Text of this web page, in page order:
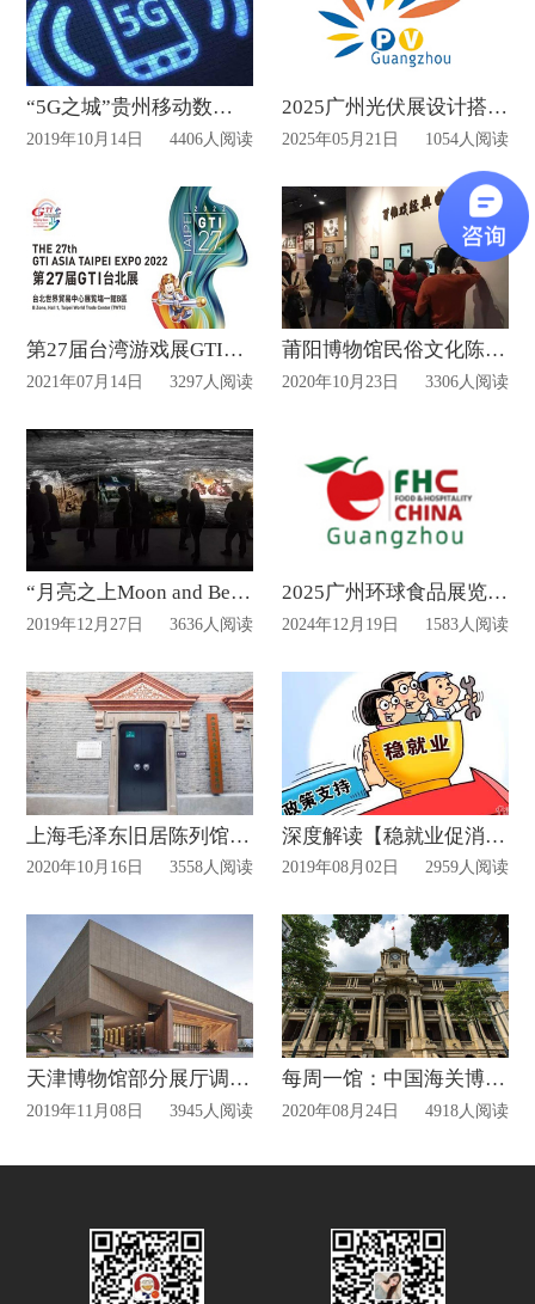
“5G之城”贵州移动数字展厅建成
2019年10月14日 4406人阅读
2025广州光伏展设计搭建报馆时间
2025年05月21日 1054人阅读
第27届台湾游戏展GTI延期至2022年4月份
2021年07月14日 3297人阅读
莆阳博物馆民俗文化陈列展厅吸引宾客参观!
2020年10月23日 3306人阅读
“月亮之上Moon and Beyond太空艺术大展”在海心沙展览馆拉开大幕
2019年12月27日 3636人阅读
2025广州环球食品展览会 FHC展位搭建
2024年12月19日 1583人阅读
上海毛泽东旧居陈列馆重新开放
2020年10月16日 3558人阅读
深度解读【稳就业促消费】的商场改造政策
2019年08月02日 2959人阅读
天津博物馆部分展厅调整开放时间
2019年11月08日 3945人阅读
每周一馆：中国海关博物馆(广州分馆)
2020年08月24日 4918人阅读